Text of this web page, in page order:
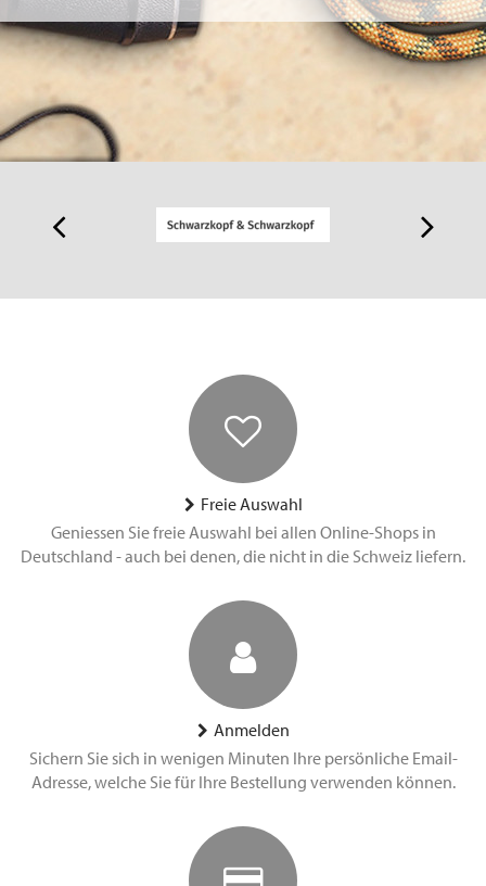
Freie Auswahl
Geniessen Sie freie Auswahl bei allen Online-Shops in
Deutschland - auch bei denen, die nicht in die Schweiz liefern.
Anmelden
Sichern Sie sich in wenigen Minuten Ihre persönliche Email-
Adresse, welche Sie für Ihre Bestellung verwenden können.